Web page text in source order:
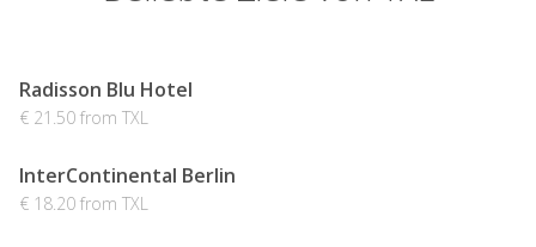
Radisson Blu Hotel
€ 21.50 from TXL
InterContinental Berlin
€ 18.20 from TXL